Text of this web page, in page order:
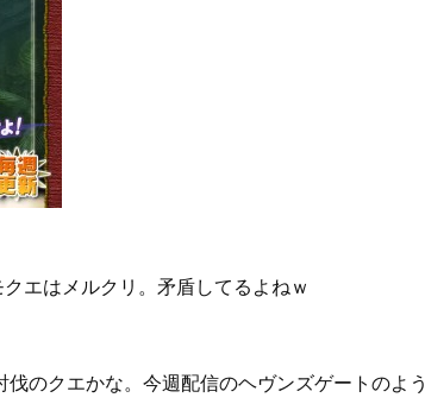
エはメルクリ。矛盾してるよねｗ
のクエかな。今週配信のヘヴンズゲートのよう